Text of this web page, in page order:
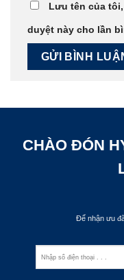
Lưu tên của
duyệt này cho lần
CHÀO ĐÓN
Để nhận ưu